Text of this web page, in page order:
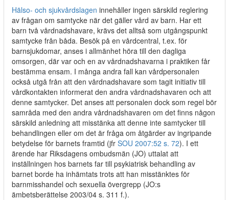
Hälso- och sjukvårdslagen innehåller ingen särskild reglering
av frågan om samtycke när det gäller vård av barn. Har ett
barn två vårdnadshavare, krävs det alltså som utgångspunkt
samtycke från båda. Besök på en vårdcentral, t.ex. för
barnsjukdomar, anses i allmänhet höra till den dagliga
omsorgen, där var och en av vårdnadshavarna i praktiken får
bestämma ensam. I många andra fall kan vårdpersonalen
också utgå från att den vårdnadshavare som tagit initiativ till
vårdkontakten informerat den andra vårdnadshavaren och att
denne samtycker. Det anses att personalen dock som regel bör
samråda med den andra vårdnadshavaren om det finns någon
särskild anledning att misstänka att denne inte samtycker till
behandlingen eller om det är fråga om åtgärder av ingripande
betydelse för barnets framtid (jfr SOU 2007:52 s. 72). I ett
ärende har Riksdagens ombudsmän (JO) uttalat att
inställningen hos barnets far till psykiatrisk behandling av
barnet borde ha inhämtats trots att han misstänktes för
barnmisshandel och sexuella övergrepp (JO:s
ämbetsberättelse 2003/04 s. 311 f.).